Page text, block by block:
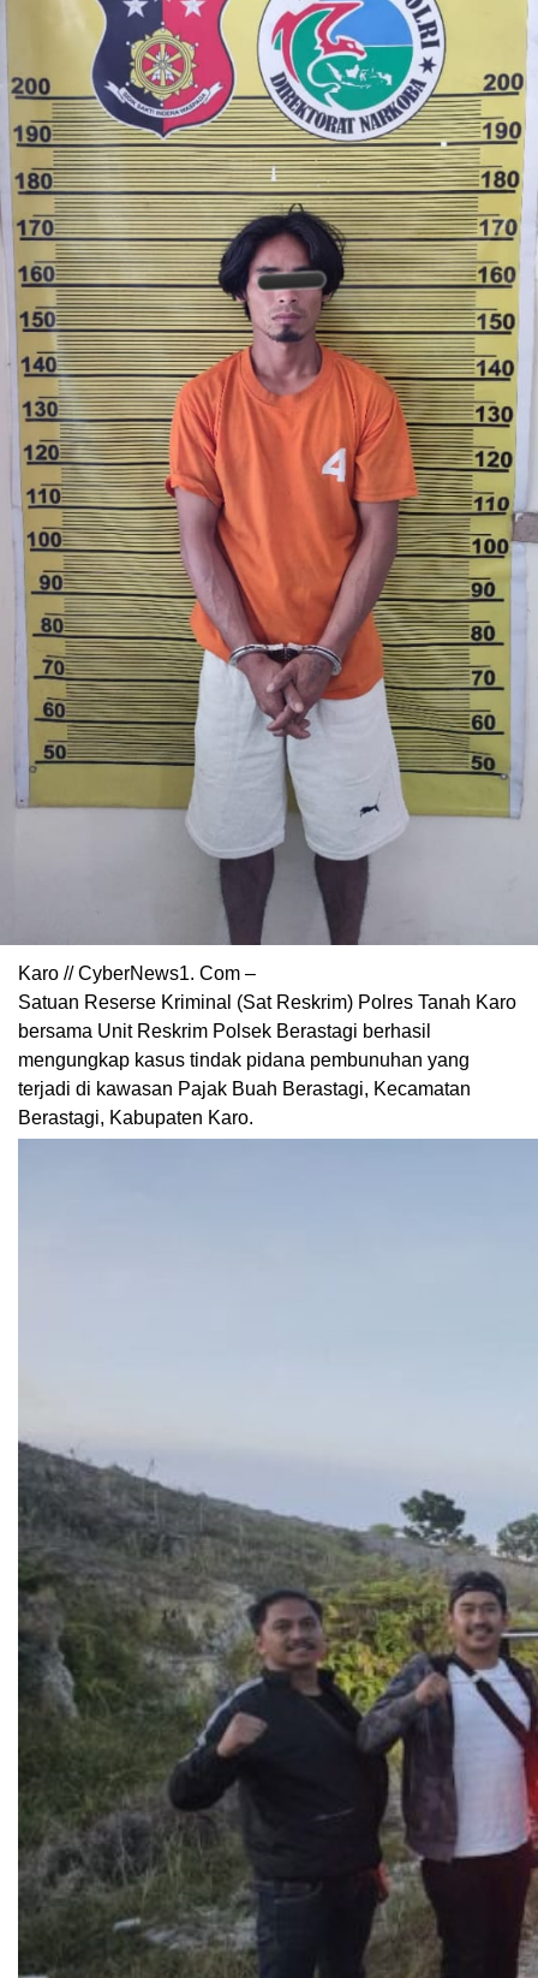
Karo // CyberNews1. Com –
Satuan Reserse Kriminal (Sat Reskrim) Polres Tanah Karo
bersama Unit Reskrim Polsek Berastagi berhasil
mengungkap kasus tindak pidana pembunuhan yang
terjadi di kawasan Pajak Buah Berastagi, Kecamatan
Berastagi, Kabupaten Karo.